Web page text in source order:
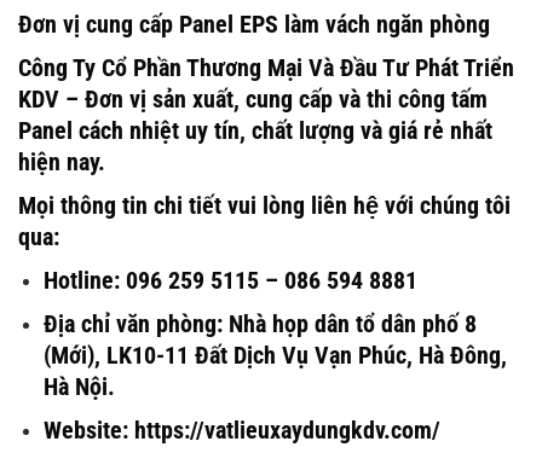
Đơn vị cung cấp Panel EPS làm vách ngăn phòng
Công Ty Cổ Phần Thương Mại Và Đầu Tư Phát Triển
KDV – Đơn vị sản xuất, cung cấp và thi công tấm
Panel cách nhiệt uy tín, chất lượng và giá rẻ nhất
hiện nay.
Mọi thông tin chi tiết vui lòng liên hệ với chúng tôi
qua:
Hotline: 096 259 5115 – 086 594 8881
Địa chỉ văn phòng: Nhà họp dân tổ dân phố 8
(Mới), LK10-11 Đất Dịch Vụ Vạn Phúc, Hà Đông,
Hà Nội.
Website: https://vatlieuxaydungkdv.com/